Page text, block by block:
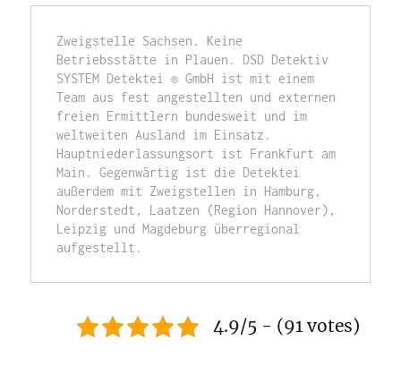
Zweigstelle Sachsen. Keine
Betriebsstätte in Plauen. DSD Detektiv
SYSTEM Detektei ® GmbH ist mit einem
Team aus fest angestellten und externen
freien Ermittlern bundesweit und im
weltweiten Ausland im Einsatz.
Hauptniederlassungsort ist Frankfurt am
Main. Gegenwärtig ist die Detektei
außerdem mit Zweigstellen in Hamburg,
Norderstedt, Laatzen (Region Hannover),
Leipzig und Magdeburg überregional
aufgestellt.
4.9/5 - (91 votes)